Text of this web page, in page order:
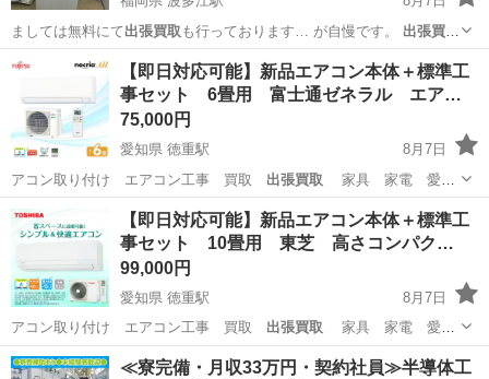
ましては無料にて出張買取 も行っております… が自慢です。 出張買取
のご依頼や買取価…
福岡 糸島市 波多江駅 キッチン家電 リサイクルマート
【即日対応可能】新品エアコン本体＋標準工
事セット 6畳用 富士通ゼネラル エア…
75,000円
愛知県 徳重駅
8月7日
アコン取り付け エアコン工事 買取 出張買取 家具 家電 愛
知 岐阜 三重 …
愛知 名古屋市 徳重駅 季節、空調家電 再利用
【即日対応可能】新品エアコン本体＋標準工
事セット 10畳用 東芝 高さコンパク…
99,000円
愛知県 徳重駅
8月7日
アコン取り付け エアコン工事 買取 出張買取 家具 家電 愛
知 岐阜 三重 …
愛知 名古屋市 徳重駅 季節、空調家電 再利用
≪寮完備・月収33万円・契約社員≫半導体工